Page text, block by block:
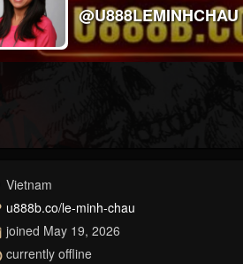
@U888LEMINHCHAU
Vietnam
u888b.co/le-minh-chau
joined May 19, 2026
currently offline